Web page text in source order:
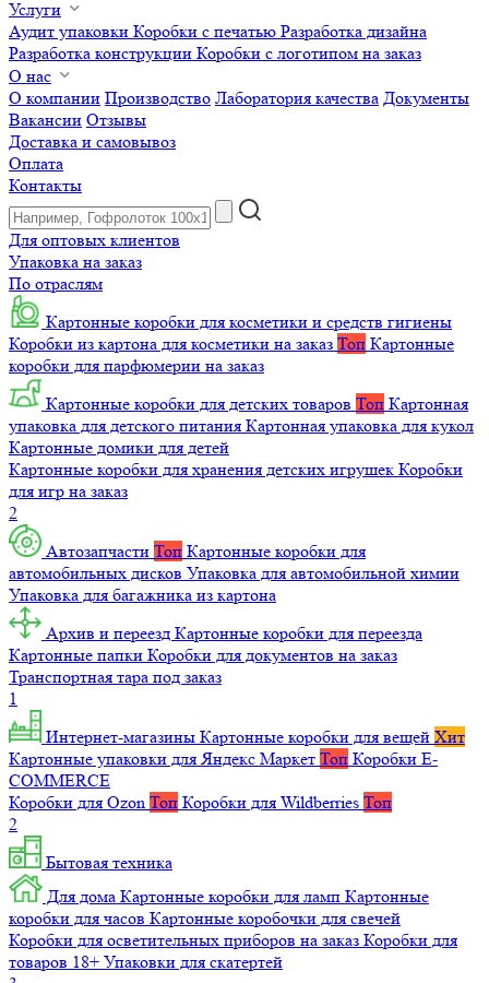
Услуги
Аудит упаковки Коробки с печатью Разработка дизайна
Разработка конструкции Коробки с логотипом на заказ
О нас
О компании Производство Лаборатория качества Документы
Вакансии Отзывы
Доставка и самовывоз
Оплата
Контакты
Для оптовых клиентов
Упаковка на заказ
По отраслям
Картонные коробки для косметики и средств гигиены
Коробки из картона для косметики на заказ Топ Картонные
коробки для парфюмерии на заказ
Картонные коробки для детских товаров Топ Картонная
упаковка для детского питания Картонная упаковка для кукол
Картонные домики для детей
Картонные коробки для хранения детских игрушек Коробки
для игр на заказ
2
Автозапчасти Топ Картонные коробки для
автомобильных дисков Упаковка для автомобильной химии
Упаковка для багажника из картона
Архив и переезд Картонные коробки для переезда
Картонные папки Коробки для документов на заказ
Транспортная тара под заказ
1
Интернет-магазины Картонные коробки для вещей Хит
Картонные упаковки для Яндекс Маркет Топ Коробки E-
COMMERCE
Коробки для Ozon Топ Коробки для Wildberries Топ
2
Бытовая техника
Для дома Картонные коробки для ламп Картонные
коробки для часов Картонные коробочки для свечей
Коробки для осветительных приборов на заказ Коробки для
товаров 18+ Упаковки для скатертей